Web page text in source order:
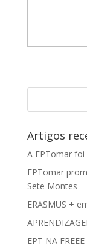
Artigos
A EPTomar
EPTomar
Sete Montes
ERASMUS +
EPT NA